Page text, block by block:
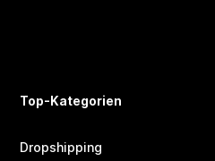
Top-Kategorien
Dropshipping